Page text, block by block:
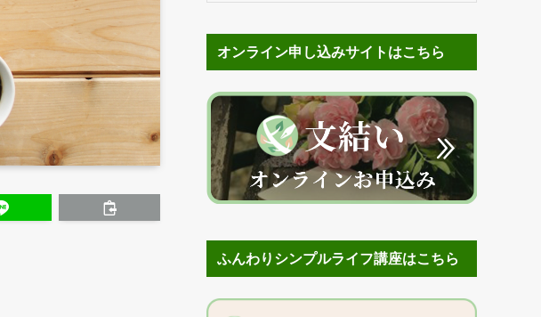
オンライン申し込みサイトはこちら
ふんわりシンプルライフ講座はこちら